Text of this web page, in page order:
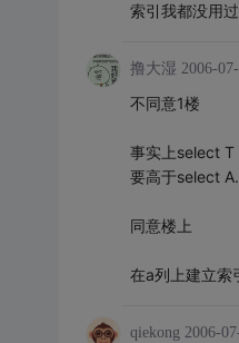
索引我都没用
撸大湿 2006-
不同意1楼
事实上select
要高于select
同意楼上
在a列上建立索
qiekong 2006-